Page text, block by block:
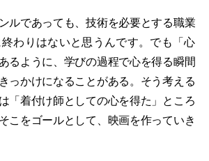
ルであっても、技術を必要とする職業
わりはないと思うんです。でも「心
るように、学びの過程で心を得る瞬間
っかけになることがある。そう考える
「着付け師としての心を得た」ところ
こをゴールとして、映画を作っていき